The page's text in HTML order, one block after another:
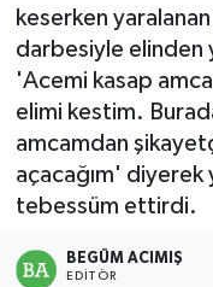
keserken
darbesiyle elinden
'Acemi kasap
elimi kestim.
amcamdan
açacağım' diyerek
tebessüm ettirdi.
BEGÜM ACIMIŞ
EDITÖR
Kültür - Sanat
Magazin
Mersin
Mersin Tarihi
Özel Haber